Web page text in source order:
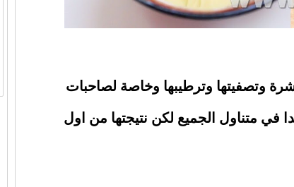
وتصفيتها وترطيبها وخاصة لصاحبات
في متناول الجميع لكن نتيجتها من اول